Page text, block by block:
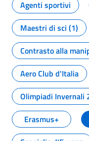
Agenti sportivi
Maestri di sci (1)
Contrasto alla
Aero Club d'Italia
Olimpiadi Invernali
Erasmus+